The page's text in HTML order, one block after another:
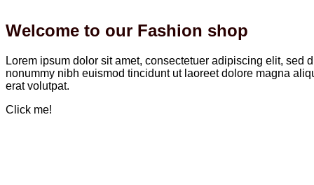
Welcome to our Fashion shop
Lorem ipsum dolor sit amet, consectetuer adipiscing elit, sed
nonummy nibh euismod tincidunt ut laoreet dolore magna
erat volutpat.
Click me!